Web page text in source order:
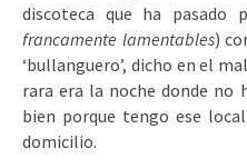
discoteca que ha pasado
francamente lamentables)
‘bullanguero’, dicho en el
rara era la noche donde no
bien porque tengo ese
domicilio.